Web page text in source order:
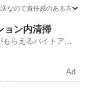
なので責任感のある方
ョン内清掃
らえるバイトアプ
Ad